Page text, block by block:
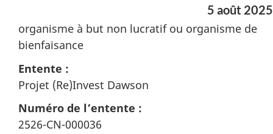
5 août 2025
organisme à but non lucratif ou organisme de
bienfaisance
Entente :
Projet (Re)Invest Dawson
Numéro de l’entente :
2526-CN-000036